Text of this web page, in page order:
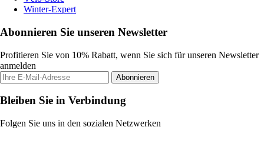
Winter-Expert
Abonnieren Sie unseren Newsletter
Profitieren Sie von 10% Rabatt, wenn Sie sich für unseren Newsletter
anmelden
Abonnieren
Bleiben Sie in Verbindung
Folgen Sie uns in den sozialen Netzwerken